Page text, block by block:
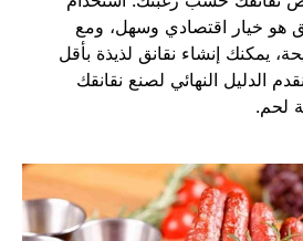
هو خيار اقتصادي وسهل، ومع
يمكنك إنشاء نقانق لذيذة بأقل
الدليل النهائي لصنع نقانقك
لحم.